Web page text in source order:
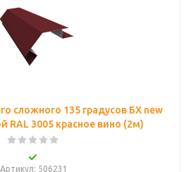
сложного 135 градусов БХ new
RAL 3005 красное вино (2м)
Артикул: 506231